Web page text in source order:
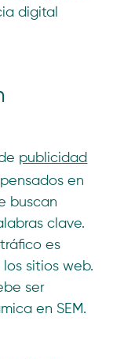
digital
publicidad
en
buscan
clave.
es
sitios web.
ser
en SEM.